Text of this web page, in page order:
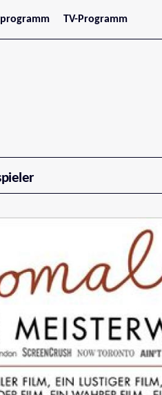
im Kino
TV-Programm